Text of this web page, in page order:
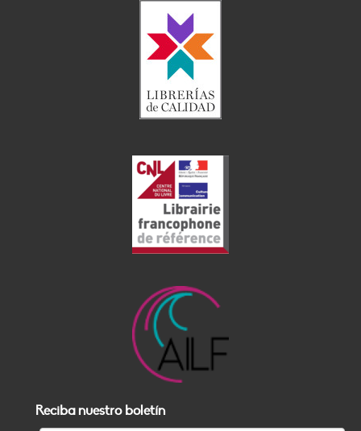
Reciba nuestro boletín